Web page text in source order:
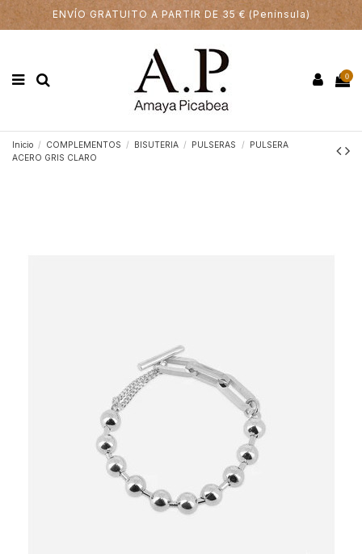
ENVÍO GRATUITO A PARTIR DE 35 € (Península)
0
Inicio COMPLEMENTOS BISUTERIA PULSERAS
PULSERA
ACERO GRIS CLARO